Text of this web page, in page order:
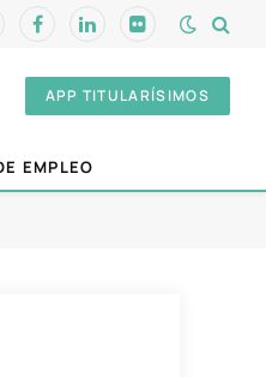
FacebookLinkedInFlickr
APP TITULARÍSIMOS
EMPLEO